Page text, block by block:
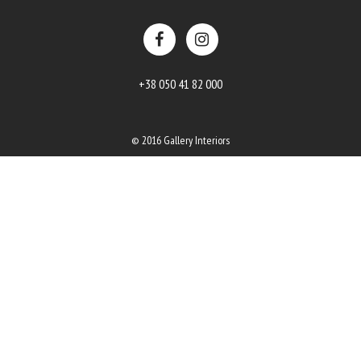
+38 050 41 82 000
© 2016 Gallery Interiors